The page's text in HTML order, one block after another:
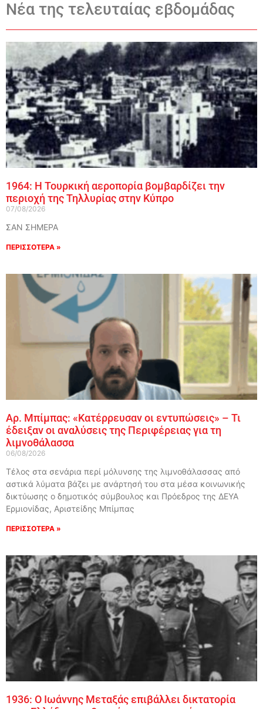
Νέα της τελευταίας εβδομάδας
1964: Η Τουρκική αεροπορία βομβαρδίζει την
περιοχή της Τηλλυρίας στην Κύπρο
07/08/2026
ΣΑΝ ΣΗΜΕΡΑ
ΠΕΡΙΣΣΟΤΕΡΑ »
Αρ. Μπίμπας: «Κατέρρευσαν οι εντυπώσεις» – Τι
έδειξαν οι αναλύσεις της Περιφέρειας για τη
λιμνοθάλασσα
06/08/2026
Τέλος στα σενάρια περί μόλυνσης της λιμνοθάλασσας από
αστικά λύματα βάζει με ανάρτησή του στα μέσα κοινωνικής
δικτύωσης ο δημοτικός σύμβουλος και Πρόεδρος της ΔΕΥΑ
Ερμιονίδας, Αριστείδης Μπίμπας
ΠΕΡΙΣΣΟΤΕΡΑ »
1936: Ο Ιωάννης Μεταξάς επιβάλλει δικτατορία